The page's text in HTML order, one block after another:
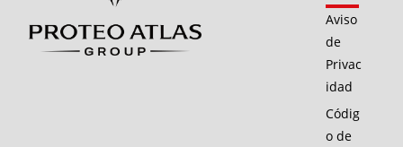
Aviso
de
Privac
idad
Códig
o de